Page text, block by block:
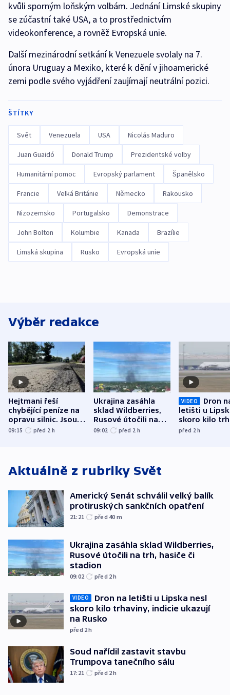
kvůli sporným loňským volbám. Jednání Limské skupiny
se zúčastní také USA, a to prostřednictvím
videokonference, a rovněž Evropská unie.
Další mezinárodní setkání k Venezuele svolaly na 7.
února Uruguay a Mexiko, které k dění v jihoamerické
zemi podle svého vyjádření zaujímají neutrální pozici.
ŠTÍTKY
Svět Venezuela USA Nicolás Maduro
Juan Guaidó Donald Trump Prezidentské volby
Humanitární pomoc Evropský parlament Španělsko
Francie Velká Británie Německo Rakousko
Nizozemsko Portugalsko Demonstrace
John Bolton Kolumbie Kanada Brazílie
Limská skupina Rusko Evropská unie
Výběr redakce
Hejtmani řeší
chybějící peníze na
opravu silnic. Jsou
nenárokové, namítá
09:15 před 2 h
Ukrajina zasáhla
sklad Wildberries,
Rusové útočili na
trh, hasiče či
09:02 před 2 h
VIDEO
Dron
letišti u
skoro kilo
indicie
před 2h
Aktuálně z rubriky Svět
Americký Senát schválil velký balík
protiruských sankčních opatření
21:21 před 40 m
Ukrajina zasáhla sklad Wildberries,
Rusové útočili na trh, hasiče či
stadion
09:02 před 2h
VIDEO
Dron na letišti u Lipska nesl
skoro kilo trhaviny, indicie ukazují
na Rusko
před 2h
Soud nařídil zastavit stavbu
Trumpova tanečního sálu
17:21 před 2h